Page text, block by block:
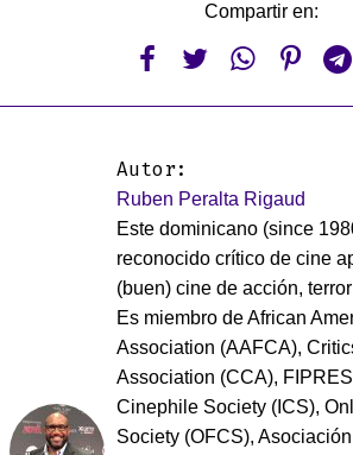
Compartir en:
    
Autor:
Ruben Peralta Rigaud
Este dominicano (since
reconocido crítico de cine
(buen) cine de acción,
Es miembro de African
Association (AAFCA),
Association (CCA),
Cinephile Society (ICS),
Society (OFCS),